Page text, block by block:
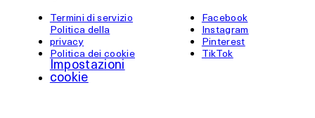
Termini di servizio
Politica della
privacy
Politica dei cookie
Impostazioni
cookie
Facebook
Instagram
Pinterest
TikTok